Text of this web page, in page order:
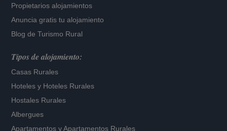
Propietarios alojamientos
Anuncia gratis tu alojamiento
Blog de Turismo Rural
Tipos de alojamiento:
Casas Rurales
Hoteles y Hoteles Rurales
Hostales Rurales
Albergues
Apartamentos yApartamentos Rurales